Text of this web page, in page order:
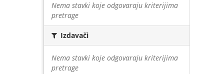
Nema stavki koje odgovaraju kriterijima
pretrage
Izdavači
Nema stavki koje odgovaraju kriterijima
pretrage